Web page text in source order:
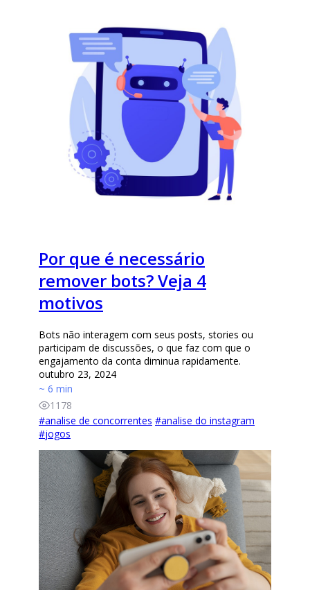
Por que é necessário
remover bots? Veja 4
motivos
Bots não interagem com seus posts, stories ou
participam de discussões, o que faz com que o
engajamento da conta diminua rapidamente.
outubro 23, 2024
~ 6 min
1178
#analise de concorrentes #analise do instagram
#jogos